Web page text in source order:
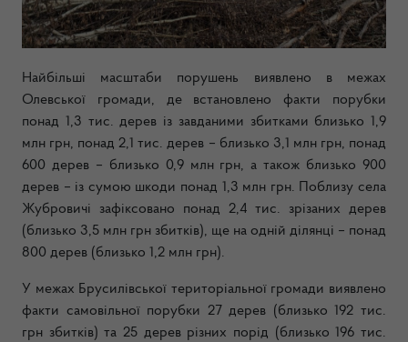
Найбільші масштаби порушень виявлено в межах
Олевської громади, де встановлено факти порубки
понад 1,3 тис. дерев із завданими збитками близько 1,9
млн грн, понад 2,1 тис. дерев – близько 3,1 млн грн, понад
600 дерев – близько 0,9 млн грн, а також близько 900
дерев – із сумою шкоди понад 1,3 млн грн. Поблизу села
Жубровичі зафіксовано понад 2,4 тис. зрізаних дерев
(близько 3,5 млн грн збитків), ще на одній ділянці – понад
800 дерев (близько 1,2 млн грн).
У межах Брусилівської територіальної громади виявлено
факти самовільної порубки 27 дерев (близько 192 тис.
грн збитків) та 25 дерев різних порід (близько 196 тис.